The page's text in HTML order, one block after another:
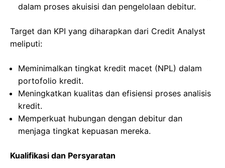
dalam proses akuisisi dan pengelolaan debitur.
Target dan KPI yang diharapkan dari Credit Analyst
meliputi:
Meminimalkan tingkat kredit macet (NPL) dalam
portofolio kredit.
Meningkatkan kualitas dan efisiensi proses analisis
kredit.
Memperkuat hubungan dengan debitur dan
menjaga tingkat kepuasan mereka.
Kualifikasi dan Persyaratan